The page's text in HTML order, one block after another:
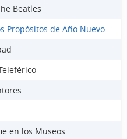
Beatles
Propósitos de Año Nuevo
en los Museos